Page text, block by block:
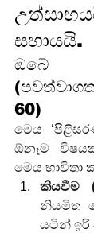
සහායයි.
ඔබේ
60)
මෙය
ඕනෑම
මෙය භාවිතා
කියවීම
නියමිත
යටින් ඉරි